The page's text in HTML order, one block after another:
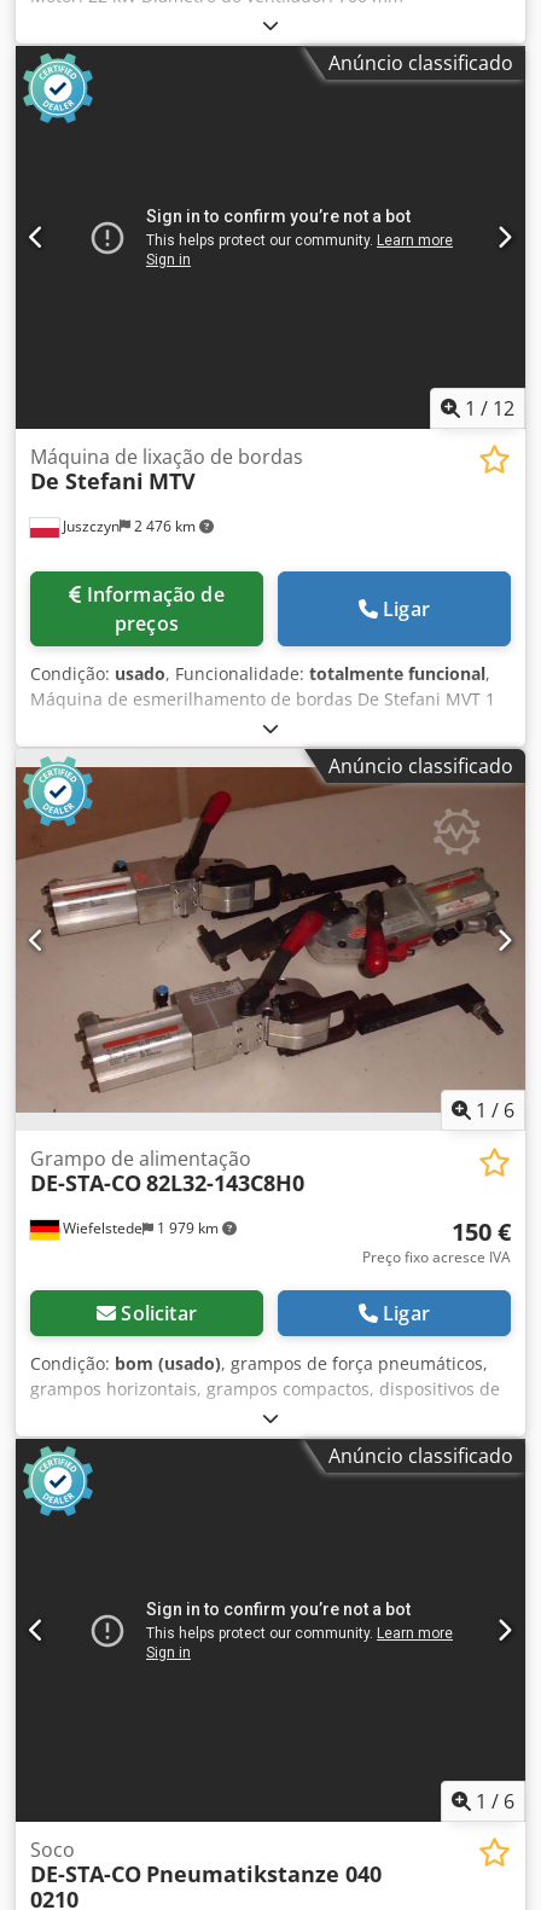
Comprimento: 2500 mm Djdpfjri R Dusx Af Sjkr
Anúncio classificado
1 / 12
Juszczyn 2 476 km
Máquina de lixação de bordas
De Stefani MTV
preços
Ligar
Condição: usado, Funcionalidade: totalmente funcional,
Máquina de esmerilhamento de bordas De Stefani MVT 1
unidade de esmerilhamento Altura máxima da peça: 100
mm Dsdpfjznu D Rjx Af Sokr Motor da unidade de
esmerilhamento: 2,5 kW Unidade de esmerilhamento com
afiação automática Ajuste manual da unidade de
esmerilhamento Ajuste manual do ângulo da unidade
Unidade de esmerilhamento com oscilação Velocidade de
avanço ajustável através de um variador Motor de avanço
com potência de 0,74 kW
Anúncio classificado
1 / 6
Wiefelstede 1 979 km
Grampo de alimentação
DE-STA-CO82L32-143C8H0
150 €
Preço fixo acresce IVA
Solicitar Ligar
Condição: bom (usado), grampos de força pneumáticos,
grampos horizontais, grampos compactos, dispositivos de
fixação, grampos de força pneumáticos Dedpfx Afeb A H E
Ij Sjkr -Tipo: 82L32-143C8H0 -Quantidade: 4 unidades
disponíveis -Preço: por unidade -Peso: 2,1 kg/unidade
Anúncio classificado
1 / 6
Soco
DE-STA-CO Pneumatikstanze 040
0210